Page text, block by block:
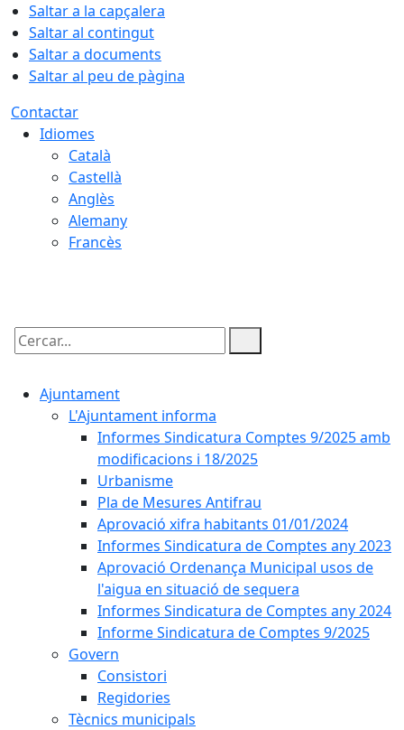
Saltar a la capçalera
Saltar al contingut
Saltar a documents
Saltar al peu de pàgina
Contactar
Idiomes
Català
Castellà
Anglès
Alemany
Francès
Cercar:
Ajuntament
L'Ajuntament informa
Informes Sindicatura Comptes 9/2025 amb
modificacions i 18/2025
Urbanisme
Pla de Mesures Antifrau
Aprovació xifra habitants 01/01/2024
Informes Sindicatura de Comptes any 2023
Aprovació Ordenança Municipal usos de
l'aigua en situació de sequera
Informes Sindicatura de Comptes any 2024
Informe Sindicatura de Comptes 9/2025
Govern
Consistori
Regidories
Tècnics municipals